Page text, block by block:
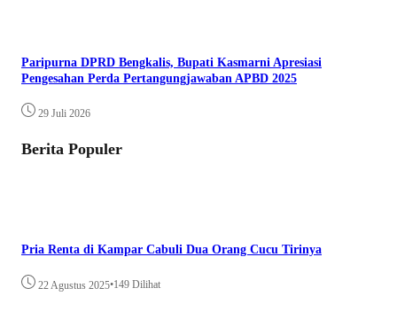
Paripurna DPRD Bengkalis, Bupati Kasmarni Apresiasi
Pengesahan Perda Pertangungjawaban APBD 2025
29 Juli 2026
Berita Populer
Pria Renta di Kampar Cabuli Dua Orang Cucu Tirinya
22 Agustus 2025•149 Dilihat